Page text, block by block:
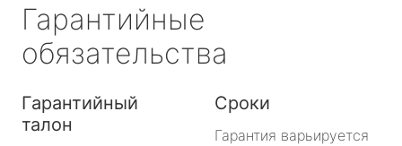
Гарантийные
обязательства
Гарантийный
талон
Сроки
Гарантия варьируется